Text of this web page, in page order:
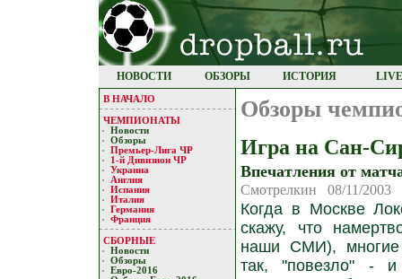
НОВОСТИ ОБЗОРЫ ИСТОРИЯ
В НАЧАЛО
ЧЕМПИОНАТЫ
Новости
Обзоры
Премьер-Лигa ЧР
1-й Дивизион ЧР
Украина
Англия
Испания
Италия
Германия
Франция
СБОРНЫЕ
Новости
Обзоры
Евро-2016
Обзоры
Игра на Сан-
Впечатления от
Смотрелкин 08/11/2003
Когда в Москве
скажу, что
наши СМИ), многие
так, "повезло" -